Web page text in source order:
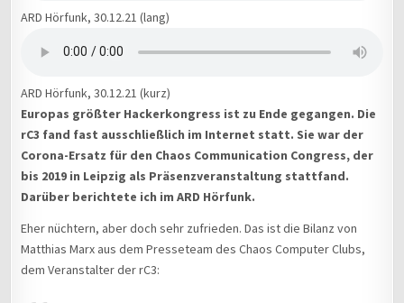
ARD Hörfunk, 30.12.21 (lang)
ARD Hörfunk, 30.12.21 (kurz)
Europas größter Hackerkongress ist zu Ende gegangen. Die
rC3 fand fast ausschließlich im Internet statt. Sie war der
Corona-Ersatz für den Chaos Communication Congress, der
bis 2019 in Leipzig als Präsenzveranstaltung stattfand.
Darüber berichtete ich im ARD Hörfunk.
Eher nüchtern, aber doch sehr zufrieden. Das ist die Bilanz von
Matthias Marx aus dem Presseteam des Chaos Computer Clubs,
dem Veranstalter der rC3: